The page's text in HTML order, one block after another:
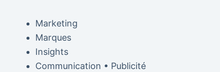
Marketing
Marques
Insights
Communication • Publicité